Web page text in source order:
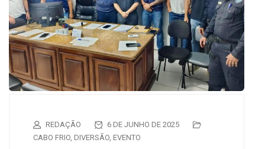
REDAÇÃO
6 DE JUNHO DE 2025
CABO FRIO DIVERSÃO EVENTO